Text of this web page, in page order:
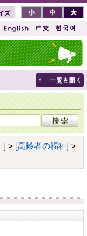
] > [高齢者の福祉] >